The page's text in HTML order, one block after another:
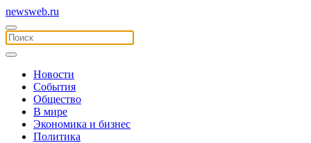
newsweb.ru
Новости
События
Общество
В мире
Экономика и бизнес
Политика